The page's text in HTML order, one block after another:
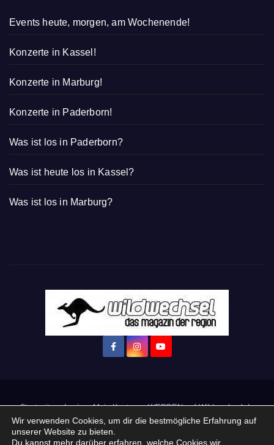
Events heute, morgen, am Wochenende!
Konzerte in Kassel!
Konzerte in Marburg!
Konzerte in Paderborn!
Was ist los in Paderborn?
Was ist heute los in Kassel?
Was ist los in Marburg?
Startseite Login Mein Konto · WERBEN auf Wildwechsel.de
+ Neue Veranstaltung eintragen:
Wir verwenden Cookies, um dir die bestmögliche Erfahrung auf
unserer Website zu bieten.
Du kannst mehr darüber erfahren, welche Cookies wir